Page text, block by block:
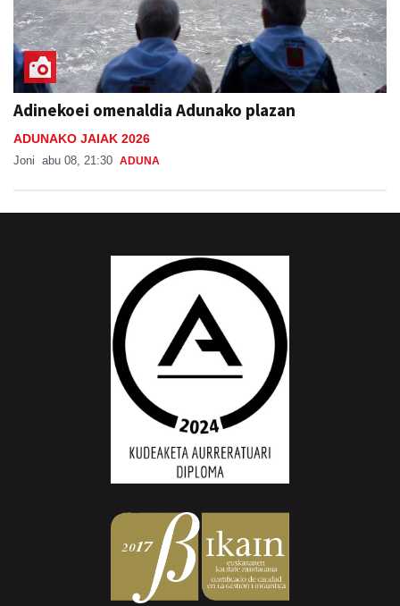
Adinekoei omenaldia Adunako plazan
ADUNAKO JAIAK 2026
Joni abu 08, 21:30 ADUNA